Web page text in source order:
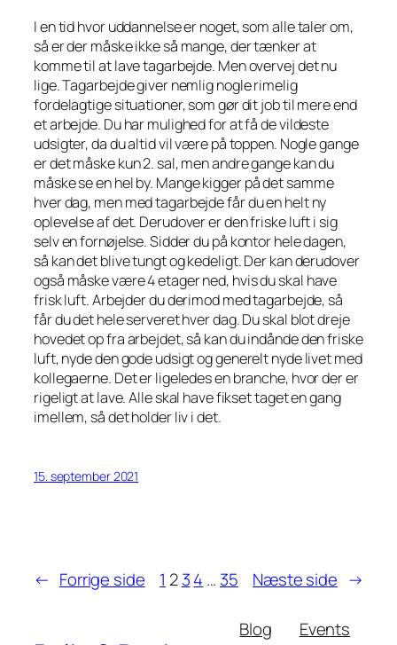
I en tid hvor uddannelse er noget, som alle taler om,
så er der måske ikke så mange, der tænker at
komme til at lave tagarbejde. Men overvej det nu
lige. Tagarbejde giver nemlig nogle rimelig
fordelagtige situationer, som gør dit job til mere end
et arbejde. Du har mulighed for at få de vildeste
udsigter, da du altid vil være på toppen. Nogle gange
er det måske kun 2. sal, men andre gange kan du
måske se en hel by. Mange kigger på det samme
hver dag, men med tagarbejde får du en helt ny
oplevelse af det. Derudover er den friske luft i sig
selv en fornøjelse. Sidder du på kontor hele dagen,
så kan det blive tungt og kedeligt. Der kan derudover
også måske være 4 etager ned, hvis du skal have
frisk luft. Arbejder du derimod med tagarbejde, så
får du det hele serveret hver dag. Du skal blot dreje
hovedet op fra arbejdet, så kan du indånde den friske
luft, nyde den gode udsigt og generelt nyde livet med
kollegaerne. Det er ligeledes en branche, hvor der er
rigeligt at lave. Alle skal have fikset taget en gang
imellem, så det holder liv i det.
15. september 2021
← Forrige side 1 2 34 … 35 Næste side →
Blog
Events